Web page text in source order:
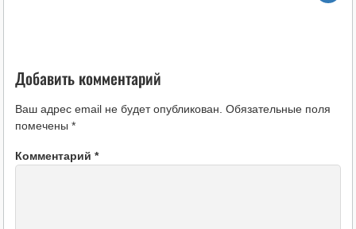
Добавить комментарий
Ваш адрес email не будет опубликован. Обязательные поля
помечены *
Комментарий *